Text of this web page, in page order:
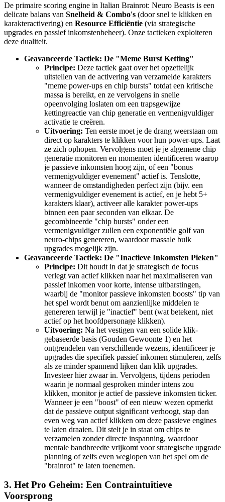
De primaire scoring engine in Italian Brainrot: Neuro Beasts is een
delicate balans van Snelheid & Combo's (door snel te klikken en
karakteractivering) en Resource Efficiëntie (via strategische
upgrades en passief inkomstenbeheer). Onze tactieken exploiteren
deze dualiteit.
Geavanceerde Tactiek: De "Meme Burst Ketting"
Principe: Deze tactiek gaat over het opzettelijk
uitstellen van de activering van verzamelde karakters
"meme power-ups en chip bursts" totdat een kritische
massa is bereikt, en ze vervolgens in snelle
opeenvolging loslaten om een trapsgewijze
kettingreactie van chip generatie en vermenigvuldiger
activatie te creëren.
Uitvoering: Ten eerste moet je de drang weerstaan om
direct op karakters te klikken voor hun power-ups. Laat
ze zich ophopen. Vervolgens moet je je algemene chip
generatie monitoren en momenten identificeren waarop
je passieve inkomsten hoog zijn, of een "bonus
vermenigvuldiger evenement" actief is. Tenslotte,
wanneer de omstandigheden perfect zijn (bijv. een
vermenigvuldiger evenement is actief, en je hebt 5+
karakters klaar), activeer alle karakter power-ups
binnen een paar seconden van elkaar. De
gecombineerde "chip bursts" onder een
vermenigvuldiger zullen een exponentiële golf van
neuro-chips genereren, waardoor massale bulk
upgrades mogelijk zijn.
Geavanceerde Tactiek: De "Inactieve Inkomsten Pieken"
Principe: Dit houdt in dat je strategisch de focus
verlegt van actief klikken naar het maximaliseren van
passief inkomen voor korte, intense uitbarstingen,
waarbij de "monitor passieve inkomsten boosts" tip van
het spel wordt benut om aanzienlijke middelen te
genereren terwijl je "inactief" bent (wat betekent, niet
actief op het hoofdpersonage klikken).
Uitvoering: Na het vestigen van een solide klik-
gebaseerde basis (Gouden Gewoonte 1) en het
ontgrendelen van verschillende wezens, identificeer je
upgrades die specifiek passief inkomen stimuleren, zelfs
als ze minder spannend lijken dan klik upgrades.
Investeer hier zwaar in. Vervolgens, tijdens perioden
waarin je normaal gesproken minder intens zou
klikken, monitor je actief de passieve inkomsten ticker.
Wanneer je een "boost" of een nieuw wezen opmerkt
dat de passieve output significant verhoogt, stap dan
even weg van actief klikken om deze passieve engines
te laten draaien. Dit stelt je in staat om chips te
verzamelen zonder directe inspanning, waardoor
mentale bandbreedte vrijkomt voor strategische upgrade
planning of zelfs even weglopen van het spel om de
"brainrot" te laten toenemen.
3. Het Pro Geheim: Een Contraintuïtieve
Voorsprong